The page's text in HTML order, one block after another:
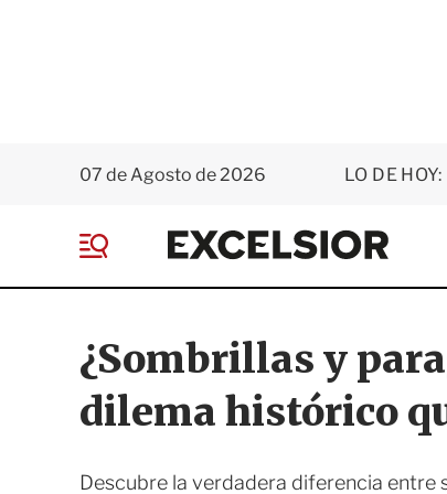
07 de Agosto de 2026 LO DE HOY:
E
x
e
i
o
r
e
¿Sombrillas y
dilema histórico
Descubre la verdadera diferencia entre